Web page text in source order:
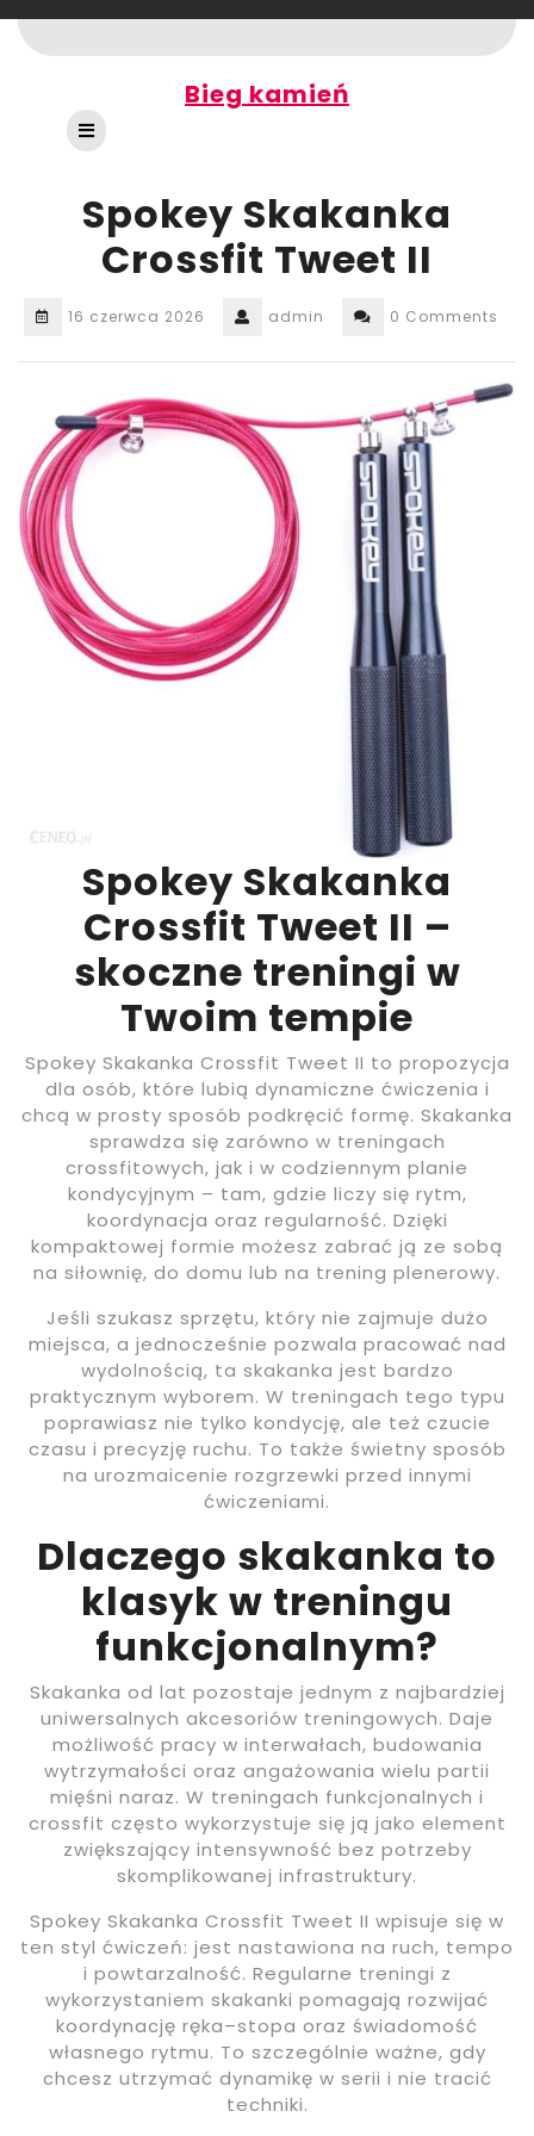
to
content
Bieg kamień
Open
Button
Spokey Skakanka
Crossfit Tweet II
16 czerwca 2026 admin 0 Comments
Spokey Skakanka
Crossfit Tweet II –
skoczne treningi w
Twoim tempie
Spokey Skakanka Crossfit Tweet II to propozycja
dla osób, które lubią dynamiczne ćwiczenia i
chcą w prosty sposób podkręcić formę. Skakanka
sprawdza się zarówno w treningach
crossfitowych, jak i w codziennym planie
kondycyjnym – tam, gdzie liczy się rytm,
koordynacja oraz regularność. Dzięki
kompaktowej formie możesz zabrać ją ze sobą
na siłownię, do domu lub na trening plenerowy.
Jeśli szukasz sprzętu, który nie zajmuje dużo
miejsca, a jednocześnie pozwala pracować nad
wydolnością, ta skakanka jest bardzo
praktycznym wyborem. W treningach tego typu
poprawiasz nie tylko kondycję, ale też czucie
czasu i precyzję ruchu. To także świetny sposób
na urozmaicenie rozgrzewki przed innymi
ćwiczeniami.
Dlaczego skakanka to
klasyk w treningu
funkcjonalnym?
Skakanka od lat pozostaje jednym z najbardziej
uniwersalnych akcesoriów treningowych. Daje
możliwość pracy w interwałach, budowania
wytrzymałości oraz angażowania wielu partii
mięśni naraz. W treningach funkcjonalnych i
crossfit często wykorzystuje się ją jako element
zwiększający intensywność bez potrzeby
skomplikowanej infrastruktury.
Spokey Skakanka Crossfit Tweet II wpisuje się w
ten styl ćwiczeń: jest nastawiona na ruch, tempo
i powtarzalność. Regularne treningi z
wykorzystaniem skakanki pomagają rozwijać
koordynację ręka–stopa oraz świadomość
własnego rytmu. To szczególnie ważne, gdy
chcesz utrzymać dynamikę w serii i nie tracić
techniki.